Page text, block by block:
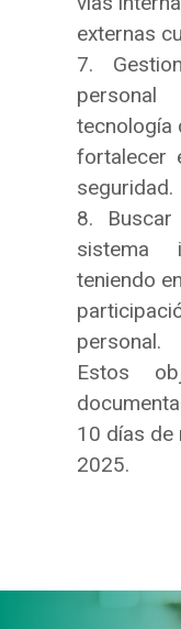
externas
7.
tecnología
fortalecer
seguridad.
8.
sistema
teniendo
personal.
Estos
10 días de
2025.